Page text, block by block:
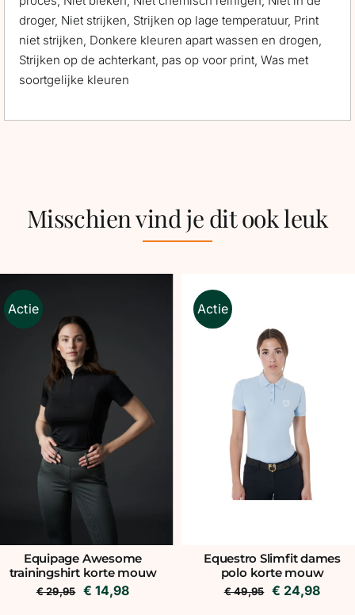
droger, Niet strijken, Strijken op lage temperatuur, Print
niet strijken, Donkere kleuren apart wassen en drogen,
Strijken op de achterkant, pas op voor print, Was met
soortgelijke kleuren
Misschien vind je dit ook leuk
Actie
Equipage Awesome
trainingshirt korte mouw
€29,95
Oorspronkelijke
€ 14,98Huidige
Actie
Equestro Slimfit dames
polo korte mouw
€49,95 € 24,98